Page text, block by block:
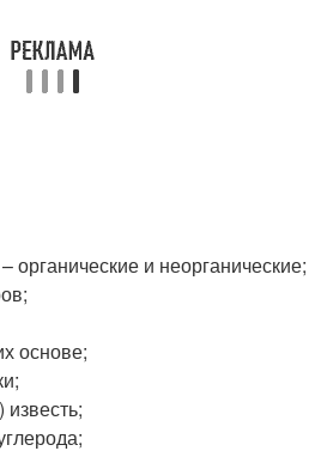
и неорганические;
основе;